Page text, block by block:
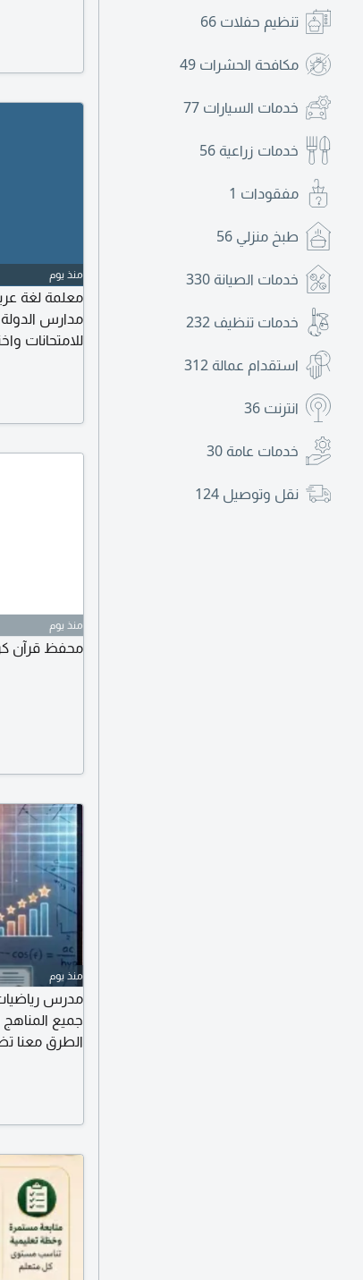
تنظيم حفلات 66
مكافحة الحشرات 49
خدمات السيارات 77
خدمات زراعية 56
مفقودات 1
طبخ منزلي 56
خدمات الصيانة 330
خدمات تنظيف 232
استقدام عمالة 312
انترنت 36
خدمات عامة 30
نقل وتوصيل 124
منذ يوم
معلمة لغة
مدارس الدولة
للامتحانات
منذ يوم
محفظ قرآن
منذ يوم
جميع
الطرق معنا